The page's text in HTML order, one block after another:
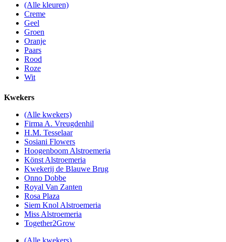
(Alle kleuren)
Creme
Geel
Groen
Oranje
Paars
Rood
Roze
Wit
Kwekers
(Alle kwekers)
Firma A. Vreugdenhil
H.M. Tesselaar
Sosiani Flowers
Hoogenboom Alstroemeria
Könst Alstroemeria
Kwekerij de Blauwe Brug
Onno Dobbe
Royal Van Zanten
Rosa Plaza
Siem Knol Alstroemeria
Miss Alstroemeria
Together2Grow
(Alle kwekers)